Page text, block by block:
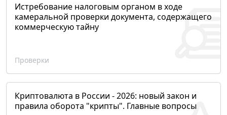
Истребование налоговым органом в ходе
камеральной проверки документа, содержащего
коммерческую тайну
Проверки
Криптовалюта в России - 2026: новый закон и
правила оборота "крипты". Главные вопросы